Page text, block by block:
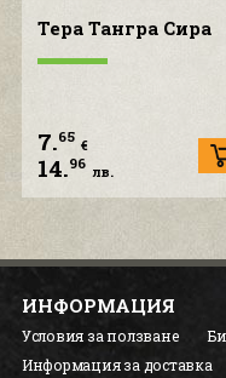
Тера Тангра Сира
7.65 €
14.96 лв.
ИНФОРМАЦИЯ
Условия за ползване
Информация за доставка